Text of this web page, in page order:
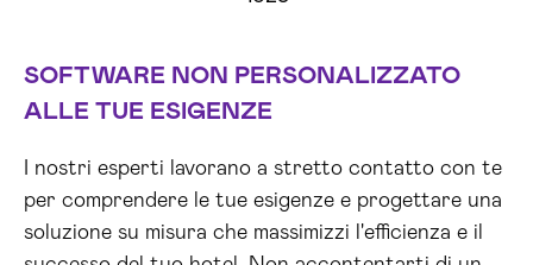
SOFTWARE NON PERSONALIZZATO
ALLE TUE ESIGENZE
I nostri esperti lavorano a stretto contatto con te
per comprendere le tue esigenze e progettare una
soluzione su misura che massimizzi l'efficienza e il